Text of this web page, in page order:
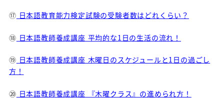
⑰ 日本語教育能力検定試験の受験者数はどれくらい？
⑱ 日本語教師養成講座 平均的な1日の生活の流れ！
⑲ 日本語教師養成講座 木曜日のスケジュールと1日の過ごし
方！
⑳ 日本語教師養成講座 『木曜クラス』の進められ方！